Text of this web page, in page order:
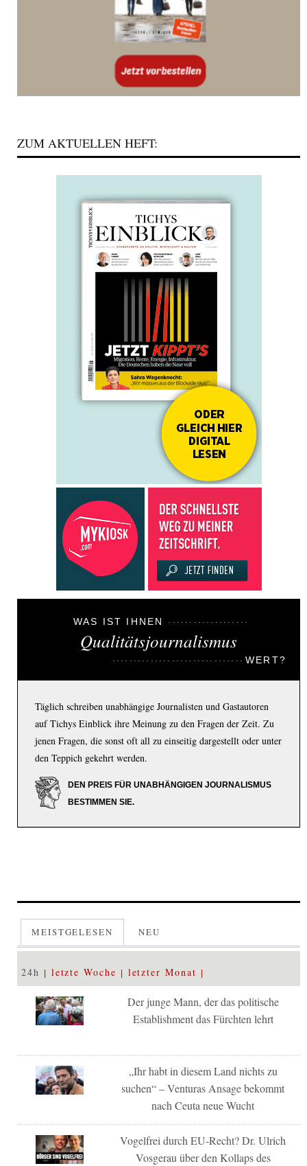
ZUM AKTUELLEN HEFT:
WAS IST IHNEN
Qualitätsjournalismus
WERT?
Täglich schreiben unabhängige Journalisten und Gastautoren
auf Tichys Einblick ihre Meinung zu den Fragen der Zeit. Zu
jenen Fragen, die sonst oft all zu einseitig dargestellt oder unter
den Teppich gekehrt werden.
DEN PREIS FÜR UNABHÄNGIGEN JOURNALISMUS
BESTIMMEN SIE.
MEISTGELESEN NEU
24h letzte Woche letzter Monat
Der junge Mann, der das politische
Establishment das Fürchten lehrt
„Ihr habt in diesem Land nichts zu
suchen“ – Venturas Ansage bekommt
nach Ceuta neue Wucht
Vogelfrei durch EU-Recht? Dr. Ulrich
Vosgerau über den Kollaps des